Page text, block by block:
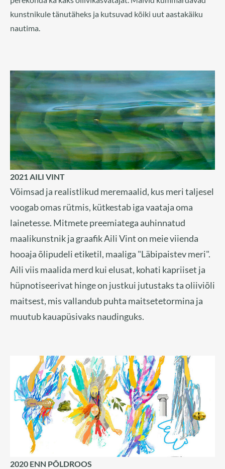
kunstnikule tänutäheks ja kutsuvad kõiki uut aastakäiku
nautima.
2021 AILI VINT
Võimsad ja realistlikud meremaalid, kus meri taljesel
voogab omas rütmis, kütkestab iga vaataja oma
lainetesse. Mitmete preemiatega auhinnatud
maalikunstnik ja graafik Aili Vint on meie viienda
hooaja õlipudeli etiketil, maaliga "Läbipaistev meri".
Aili viis maalida merd kui elusat, kohati kapriiset ja
hüpnotiseerivat hinge on justkui jutustaks ta oliiviõli
maitsest, mis vallandub puhta maitsetetormina ja
muutub kauapüsivaks naudinguks.
2020 ENN PÕLDROOS